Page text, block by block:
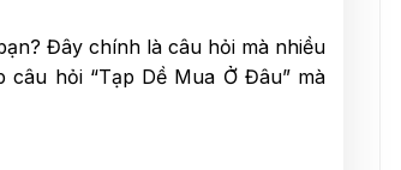
Đây chính là câu hỏi mà nhiều
hỏi “Tạp Dề Mua Ở Đâu” mà